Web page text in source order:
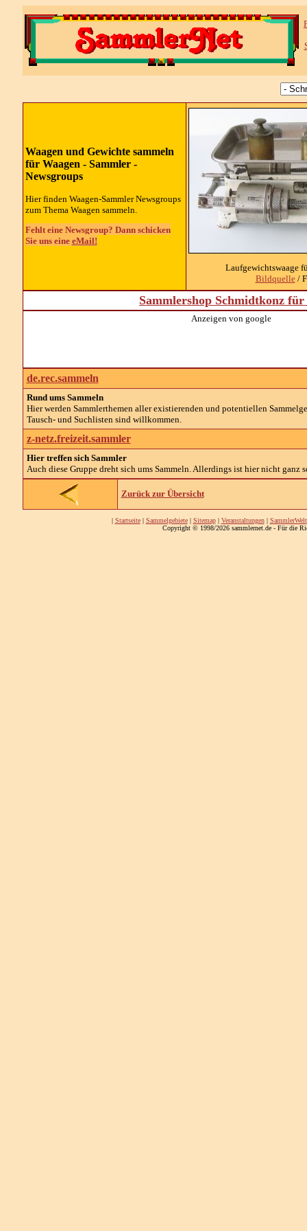
Waagen und Gewichte sammeln
für Waagen - Sammler -
Newsgroups
Hier finden Waagen-Sammler Newsgroups
zum Thema Waagen sammeln.
Fehlt eine Newsgroup? Dann schicken
Sie uns eine eMail!
Laufgewichtswaage
Bildquelle/
Sammlershop Schmidtkonz
Anzeigen von google
de.rec.sammeln
Rund ums Sammeln
Hier werden Sammlerthemen aller existierenden und potentiellen
Tausch- und Suchlisten sind willkommen.
z-netz.freizeit.sammler
Hier treffen sich Sammler
Auch diese Gruppe dreht sich ums Sammeln. Allerdings ist hier nicht ganz
Zurück zur Übersicht
| Startseite| Sammelgebiete| Sitemap| Veranstaltungen| SammlerWelt
Copyright © 1998/2026 sammlernet.de - Für die